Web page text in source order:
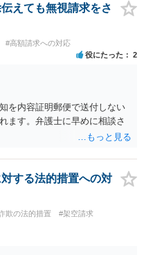
かもしれません。 以上、ご参
えても無視請求をさ
#高額請求への対応
役にたった 2
を内容証明郵便で送付しない
ます。弁護士に早めに相談さ
する法的措置への対
欺の法的措置
#架空請求